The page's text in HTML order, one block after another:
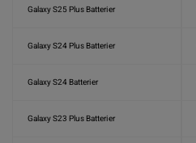
Galaxy S25 Plus Batterier
Galaxy S24 Plus Batterier
Galaxy S24 Batterier
Galaxy S23 Plus Batterier